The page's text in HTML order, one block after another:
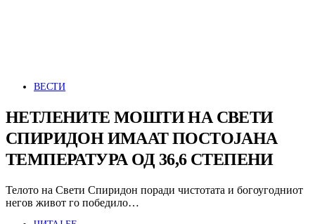
ВЕСТИ
НЕТЛЕНИТЕ МОШТИ НА СВЕТИ
СПИРИДОН ИМААТ ПОСТОЈАНА
ТЕМПЕРАТУРА ОД 36,6 СТЕПЕНИ
Телото на Свети Спиридон поради чистотата и богоугодниот
негов живот го победило…